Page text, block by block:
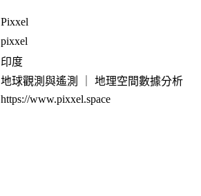
Pixxel
pixxel
印度
地球觀測與遙測 ｜ 地理空間數據分析
https://www.pixxel.space